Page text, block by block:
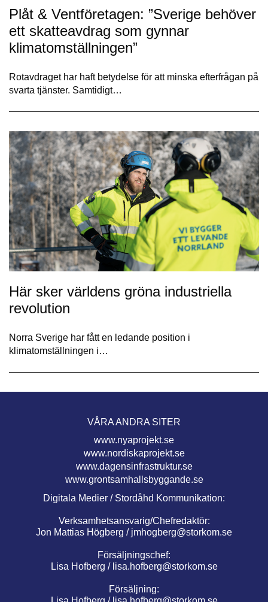
Plåt & Ventföretagen: ”Sverige behöver
ett skatteavdrag som gynnar
klimatomställningen”
Rotavdraget har haft betydelse för att minska efterfrågan på
svarta tjänster. Samtidigt…
Här sker världens gröna industriella
revolution
Norra Sverige har fått en ledande position i
klimatomställningen i…
VÅRA ANDRA SITER
www.nyaprojekt.se
www.nordiskaprojekt.se
www.dagensinfrastruktur.se
www.grontsamhallsbyggande.se
Digitala Medier / Stordåhd Kommunikation:
Verksamhetsansvarig/Chefredaktör:
Jon Mattias Högberg / jmhogberg@storkom.se
Försäljningschef:
Lisa Hofberg / lisa.hofberg@storkom.se
Försäljning: